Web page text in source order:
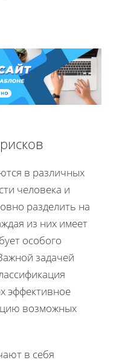
в различных
человека и
разделить на
из них имеет
особого
задачей
эффективное
возможных
в себя